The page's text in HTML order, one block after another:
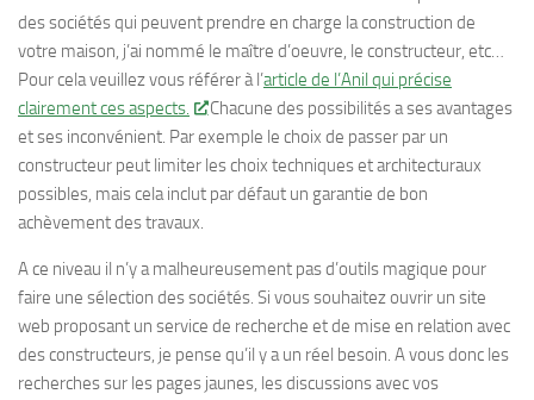
des sociétés qui peuvent prendre en charge la construction de
votre maison, j’ai nommé le maître d’oeuvre, le constructeur, etc…
Pour cela veuillez vous référer à l’article de l’Anil qui précise
clairement ces aspects.
Chacune des possibilités a ses avantages
et ses inconvénient. Par exemple le choix de passer par un
constructeur peut limiter les choix techniques et architecturaux
possibles, mais cela inclut par défaut un garantie de bon
achèvement des travaux.
A ce niveau il n’y a malheureusement pas d’outils magique pour
faire une sélection des sociétés. Si vous souhaitez ouvrir un site
web proposant un service de recherche et de mise en relation avec
des constructeurs, je pense qu’il y a un réel besoin. A vous donc les
recherches sur les pages jaunes, les discussions avec vos